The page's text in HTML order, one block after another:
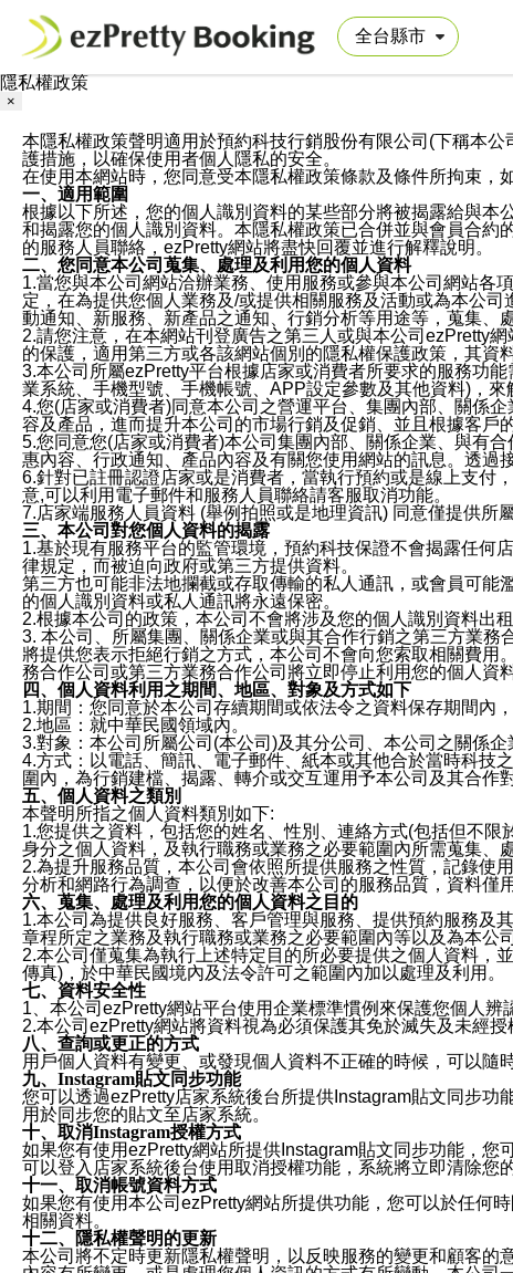
隱私權政策
×
本隱私權政策聲明適用於預約科技行銷股份有限公司(下稱本
護措施，以確保使用者個人隱私的安全。
在使用本網站時，您同意受本隱私權政策條款及條件所拘束，
一、適用範圍
根據以下所述，您的個人識別資料的某些部分將被揭露給與
和揭露您的個人識別資料。本隱私權政策已合併並與會員合約
的服務人員聯絡，ezPretty網站將盡快回覆並進行解釋說明。
二、您同意本公司蒐集、處理及利用您的個人資料
1.當您與本公司網站洽辦業務、使用服務或參與本公司網站各
定，在為提供您個人業務及/或提供相關服務及活動或為本公
動通知、新服務、新產品之通知、行銷分析等用途等，蒐集、
2.請您注意，在本網站刊登廣告之第三人或與本公司ezPretty
的保護，適用第三方或各該網站個別的隱私權保護政策，其資
3.本公司所屬ezPretty平台根據店家或消費者所要求的服務功
業系統、手機型號、手機帳號、APP設定參數及其他資料)，
4.您(店家或消費者)同意本公司之營運平台、集團內部、關係
容及產品，進而提升本公司的市場行銷及促銷、並且根據客戶
5.您同意您(店家或消費者)本公司集團內部、關係企業、與有
惠內容、行政通知、產品內容及有關您使用網站的訊息。透過
6.針對已註冊認證店家或是消費者，當執行預約或是線上支付
意,可以利用電子郵件和服務人員聯絡請客服取消功能。
7.店家端服務人員資料 (舉例拍照或是地理資訊) 同意僅提供所
三、本公司對您個人資料的揭露
1.基於現有服務平台的監管環境，預約科技保證不會揭露任何
律規定，而被迫向政府或第三方提供資料。
第三方也可能非法地攔截或存取傳輸的私人通訊，或會員可
的個人識別資料或私人通訊將永遠保密。
2.根據本公司的政策，本公司不會將涉及您的個人識別資料出
3. 本公司、所屬集團、關係企業或與其合作行銷之第三方業
將提供您表示拒絕行銷之方式，本公司不會向您索取相關費
務合作公司或第三方業務合作公司將立即停止利用您的個人資料
四、個人資料利用之期間、地區、對象及方式如下
1.期間：您同意於本公司存續期間或依法令之資料保存期間內
2.地區：就中華民國領域內。
3.對象：本公司所屬公司(本公司)及其分公司、本公司之關係
4.方式：以電話、簡訊、電子郵件、紙本或其他合於當時科技
圍內，為行銷建檔、揭露、轉介或交互運用予本公司及其合作對
五、個人資料之類別
本聲明所指之個人資料類別如下:
1.您提供之資料，包括您的姓名、性別、連絡方式(包括但不
身分之個人資料，及執行職務或業務之必要範圍內所需蒐集、
2.為提升服務品質，本公司會依照所提供服務之性質，記錄使
分析和網路行為調查，以便於改善本公司的服務品質，資料僅
六、蒐集、處理及利用您的個人資料之目的
1.本公司為提供良好服務、客戶管理與服務、提供預約服務及
章程所定之業務及執行職務或業務之必要範圍內等以及為本公
2.本公司僅蒐集為執行上述特定目的所必要提供之個人資料，
傳真)，於中華民國境內及法令許可之範圍內加以處理及利用。
七、資料安全性
1、本公司ezPretty網站平台使用企業標準慣例來保護您個人
2.本公司ezPretty網站將資料視為必須保護其免於滅失及未經
八、查詢或更正的方式
用戶個人資料有變更、或發現個人資料不正確的時候，可以隨
九、Instagram貼文同步功能
您可以透過ezPretty店家系統後台所提供Instagram貼文同步
用於同步您的貼文至店家系統。
十、取消Instagram授權方式
如果您有使用ezPretty網站所提供Instagram貼文同步功能，
可以登入店家系統後台使用取消授權功能，系統將立即清除您
十一、取消帳號資料方式
如果您有使用本公司ezPretty網站所提供功能，您可以於任何
相關資料。
十二、隱私權聲明的更新
本公司將不定時更新隱私權聲明，以反映服務的變更和顧客